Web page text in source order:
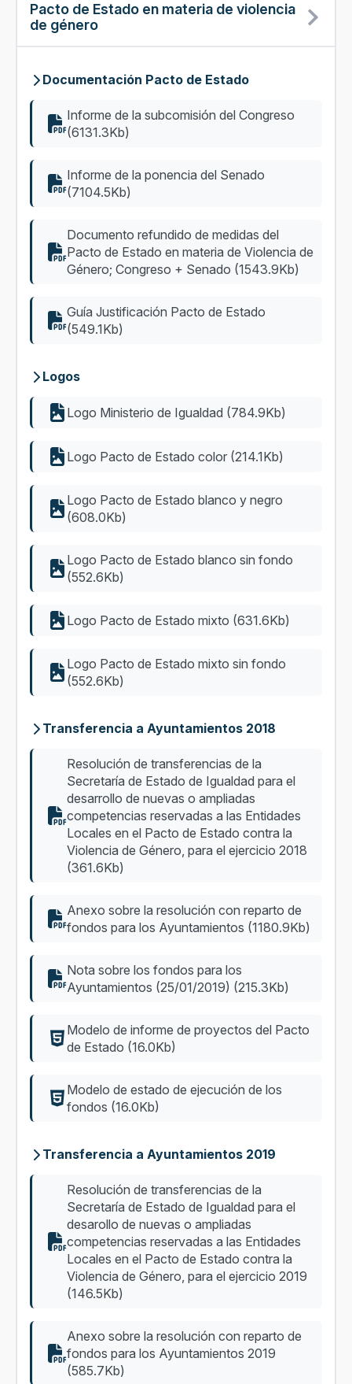
Pacto de Estado en materia de violencia
de género
Documentación Pacto de Estado
Informe de la subcomisión del Congreso
(6131.3Kb)
Informe de la ponencia del Senado
(7104.5Kb)
Documento refundido de medidas del
Pacto de Estado en materia de Violencia de
Género; Congreso + Senado (1543.9Kb)
Guía Justificación Pacto de Estado
(549.1Kb)
Logos
Logo Ministerio de Igualdad (784.9Kb)
Logo Pacto de Estado color (214.1Kb)
Logo Pacto de Estado blanco y negro
(608.0Kb)
Logo Pacto de Estado blanco sin fondo
(552.6Kb)
Logo Pacto de Estado mixto (631.6Kb)
Logo Pacto de Estado mixto sin fondo
(552.6Kb)
Transferencia a Ayuntamientos 2018
Resolución de transferencias de la
Secretaría de Estado de Igualdad para el
desarrollo de nuevas o ampliadas
competencias reservadas a las Entidades
Locales en el Pacto de Estado contra la
Violencia de Género, para el ejercicio 2018
(361.6Kb)
Anexo sobre la resolución con reparto de
fondos para los Ayuntamientos (1180.9Kb)
Nota sobre los fondos para los
Ayuntamientos (25/01/2019) (215.3Kb)
Modelo de informe de proyectos del Pacto
de Estado (16.0Kb)
Modelo de estado de ejecución de los
fondos (16.0Kb)
Transferencia a Ayuntamientos 2019
Resolución de transferencias de la
Secretaría de Estado de Igualdad para el
desarollo de nuevas o ampliadas
competencias reservadas a las Entidades
Locales en el Pacto de Estado contra la
Violencia de Género, para el ejercicio 2019
(146.5Kb)
Anexo sobre la resolución con reparto de
fondos para los Ayuntamientos 2019
(585.7Kb)